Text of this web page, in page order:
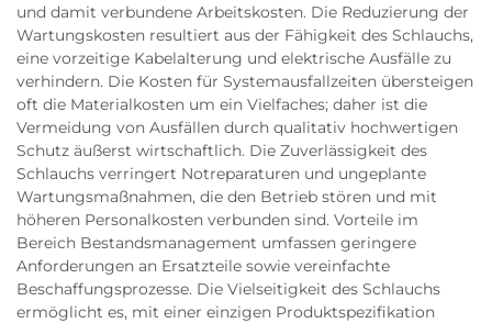
und damit verbundene Arbeitskosten. Die Reduzierung der
Wartungskosten resultiert aus der Fähigkeit des Schlauchs,
eine vorzeitige Kabelalterung und elektrische Ausfälle zu
verhindern. Die Kosten für Systemausfallzeiten übersteigen
oft die Materialkosten um ein Vielfaches; daher ist die
Vermeidung von Ausfällen durch qualitativ hochwertigen
Schutz äußerst wirtschaftlich. Die Zuverlässigkeit des
Schlauchs verringert Notreparaturen und ungeplante
Wartungsmaßnahmen, die den Betrieb stören und mit
höheren Personalkosten verbunden sind. Vorteile im
Bereich Bestandsmanagement umfassen geringere
Anforderungen an Ersatzteile sowie vereinfachte
Beschaffungsprozesse. Die Vielseitigkeit des Schlauchs
ermöglicht es, mit einer einzigen Produktspezifikation